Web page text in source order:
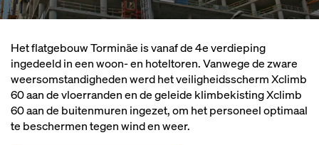
Het flatgebouw Torminäe is vanaf de 4e verdieping
ingedeeld in een woon- en hoteltoren. Vanwege de zware
weersomstandigheden werd het veiligheidsscherm Xclimb
60 aan de vloerranden en de geleide klimbekisting Xclimb
60 aan de buitenmuren ingezet, om het personeel optimaal
te beschermen tegen wind en weer.